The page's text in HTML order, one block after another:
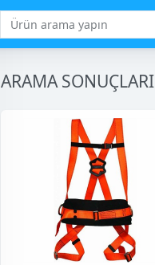
ARAMA SONUÇLARI